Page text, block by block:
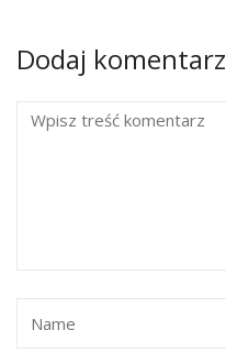
Dodaj komentarz